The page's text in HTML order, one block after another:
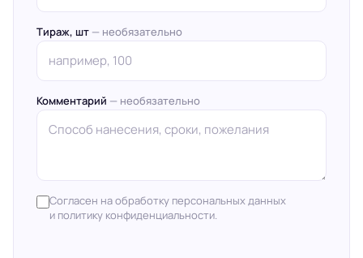
Тираж, шт — необязательно
Комментарий — необязательно
Согласен на обработку персональных данных
и политику конфиденциальности.